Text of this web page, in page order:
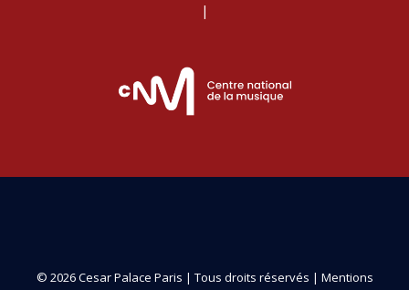
|
© 2026 Cesar Palace Paris | Tous droits réservés | Mentions